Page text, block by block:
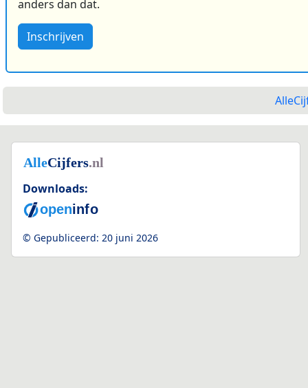
anders dan dat.
Inschrijven
Downloads:
© Gepubliceerd: 20 juni 2026